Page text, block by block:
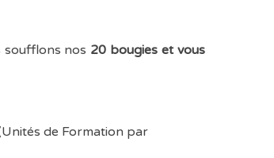
soufflons nos 20 bougies et vous
de Formation par